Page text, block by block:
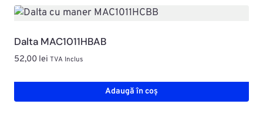
Dalta MAC1011HBAB
52,00 lei TVA Inclus
Adaugă în coș